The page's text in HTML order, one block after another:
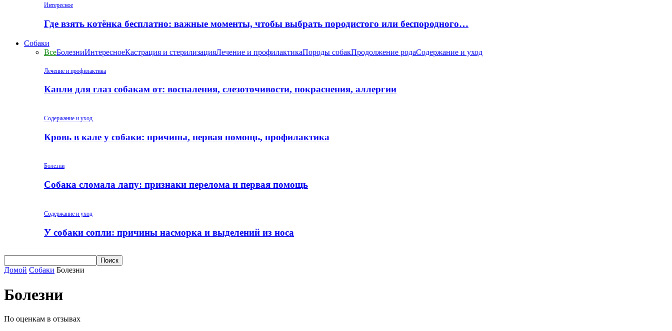
Интересное
Где взять котёнка бесплатно: важные моменты, чтобы выбрать породистого или беспородного…
Собаки
ВсеБолезниИнтересноеКастрация и стерилизацияЛечение и профилактикаПороды собакПродолжение родаСодержание и уход
Лечение и профилактика
Капли для глаз собакам от: воспаления, слезоточивости, покраснения, аллергии
Содержание и уход
Кровь в кале у собаки: причины, первая помощь, профилактика
Болезни
Собака сломала лапу: признаки перелома и первая помощь
Содержание и уход
У собаки сопли: причины насморка и выделений из носа
Домой Собаки Болезни
Болезни
По оценкам в отзывах